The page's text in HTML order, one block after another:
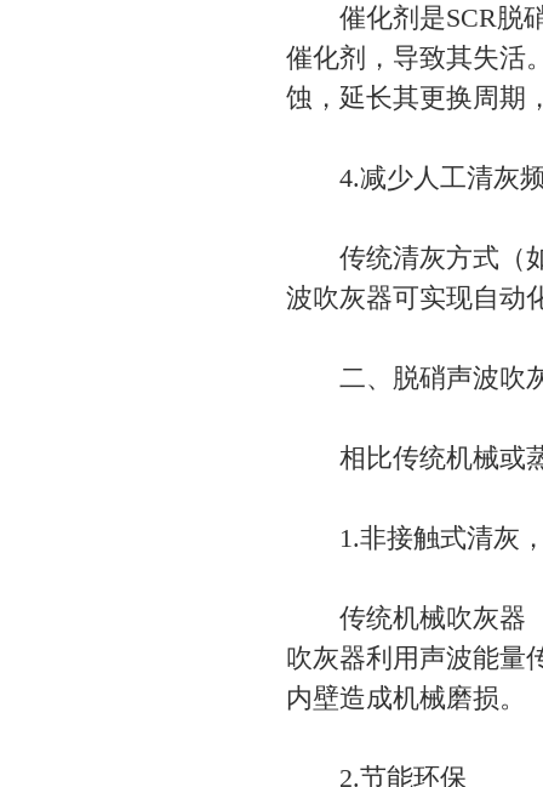
催化剂是SCR脱硝
催化剂，导致其失活
蚀，延长其更换周期
4.减少人工清灰
传统清灰方式（如
波吹灰器可实现自动
二、脱硝声波吹
相比传统机械或蒸
1.非接触式清灰
传统机械吹灰器（
吹灰器利用声波能量
内壁造成机械磨损。
2.节能环保